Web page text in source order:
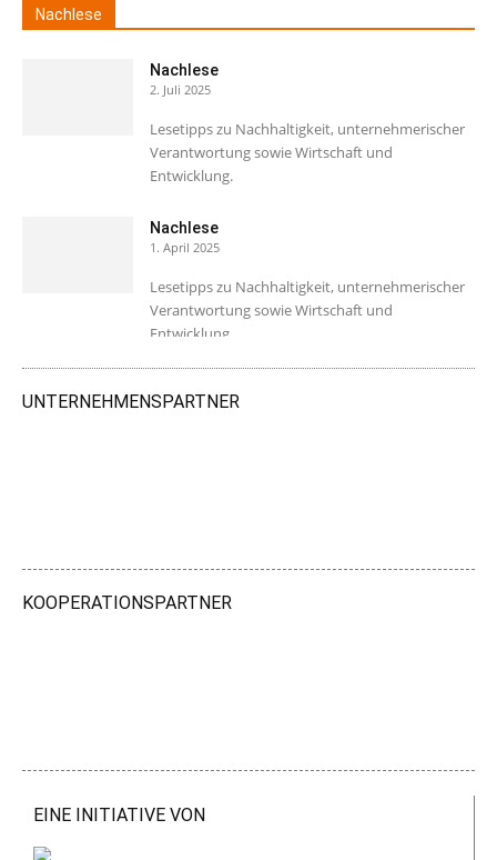
Nachlese
Nachlese
2. Juli 2025
Lesetipps zu Nachhaltigkeit, unternehmerischer
Verantwortung sowie Wirtschaft und
Entwicklung.
Nachlese
1. April 2025
Lesetipps zu Nachhaltigkeit, unternehmerischer
Verantwortung sowie Wirtschaft und
Entwicklung.
UNTERNEHMENSPARTNER
KOOPERATIONSPARTNER
EINE INITIATIVE VON